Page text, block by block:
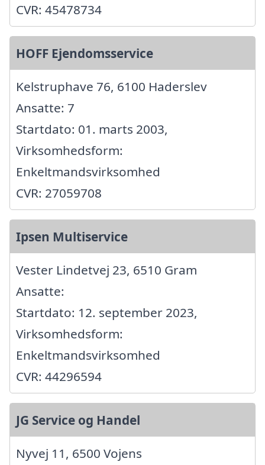
CVR: 45478734
HOFF Ejendomsservice
Kelstruphave 76, 6100 Haderslev
Ansatte: 7
Startdato: 01. marts 2003,
Virksomhedsform:
Enkeltmandsvirksomhed
CVR: 27059708
Ipsen Multiservice
Vester Lindetvej 23, 6510 Gram
Ansatte:
Startdato: 12. september 2023,
Virksomhedsform:
Enkeltmandsvirksomhed
CVR: 44296594
JG Service og Handel
Nyvej 11, 6500 Vojens